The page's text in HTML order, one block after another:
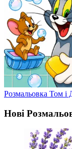
Розмальовка Том і
Нові